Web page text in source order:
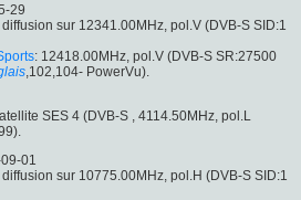
29
sur 12341.00MHz, pol.V (DVB-S SID:1
: 12418.00MHz, pol.V (DVB-S SR:27500
,102,104- PowerVu).
SES 4 (DVB-S , 4114.50MHz, pol.L
01
sur 10775.00MHz, pol.H (DVB-S SID:1